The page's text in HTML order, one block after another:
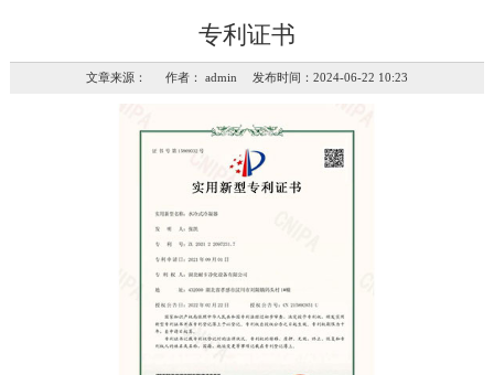
专利证书
文章来源： 作者： admin 发布时间：2024-06-22 10:23